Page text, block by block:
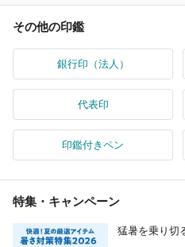
その他の印鑑
銀行印（法人）
代表印
印鑑付きペン
特集・キャンペーン
猛暑を乗り切